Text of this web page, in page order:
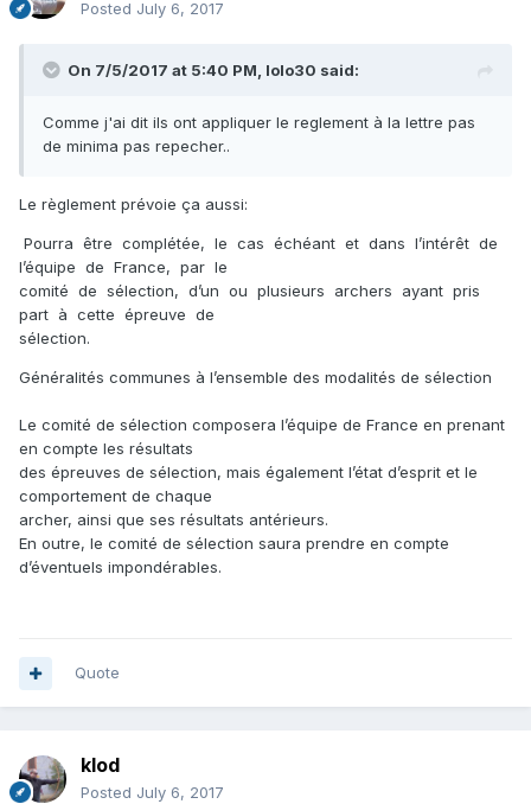
Posted July 6, 2017
On 7/5/2017 at 5:40 PM, lolo30 said:
Comme j'ai dit ils ont appliquer le reglement à la lettre pas
de minima pas repecher..
Le règlement prévoie ça aussi:
Pourra être complétée, le cas échéant et dans l’intérêt de
l’équipe de France, par le
comité de sélection, d’un ou plusieurs archers ayant pris
part à cette épreuve de
sélection.
Généralités communes à l’ensemble des modalités de sélection
Le comité de sélection composera l’équipe de France en prenant
en compte les résultats
des épreuves de sélection, mais également l’état d’esprit et le
comportement de chaque
archer, ainsi que ses résultats antérieurs.
En outre, le comité de sélection saura prendre en compte
d’éventuels impondérables.
Quote
klod
Posted July 6, 2017